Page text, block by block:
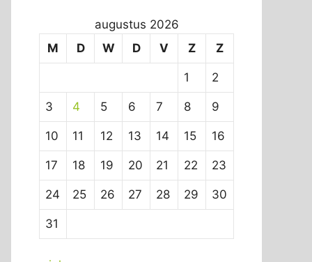
augustus 2026
M
D W D V Z Z
1 2
3 4 5 6 7 8 9
10 11 12 13 14 15 16
17 18 19 20 21 22 23
24 25 26 27 28 29 30
31